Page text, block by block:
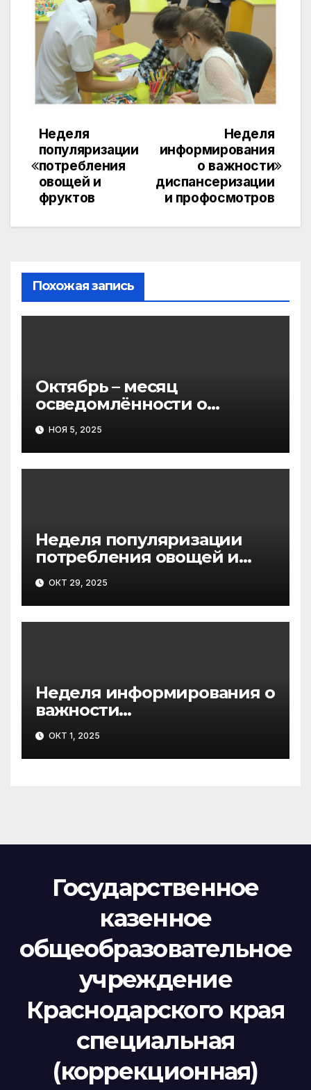
Навигация
по
записям
Неделя
информирования
о важности
диспансеризации
и профосмотров
Неделя
популяризации
потребления
овощей и
фруктов
Похожая запись
Октябрь – месяц
осведомлённости о
Синдроме Ретта
НОЯ 5, 2025
Неделя популяризации
потребления овощей и
фруктов
ОКТ 29, 2025
Неделя информирования о
важности
диспансеризации и
профосмотров
ОКТ 1, 2025
Государственное
казенное
общеобразовательное
учреждение
Краснодарского края
специальная
(коррекционная)